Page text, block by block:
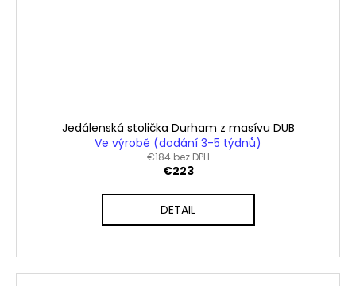
Jedálenská stolička Durham z masívu DUB
Ve výrobě (dodání 3-5 týdnů)
€184 bez DPH
€223
DETAIL